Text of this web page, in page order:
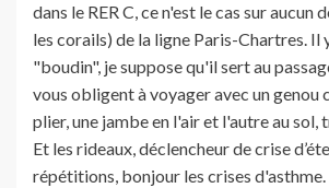
dans le RER C, ce n'est le cas sur aucun
les corails) de la ligne Paris-Chartres. Il
"boudin", je suppose qu'il sert au
vous obligent à voyager avec un genou
plier, une jambe en l'air et l'autre au sol,
Et les rideaux, déclencheur de crise
répétitions, bonjour les crises d'asthme.